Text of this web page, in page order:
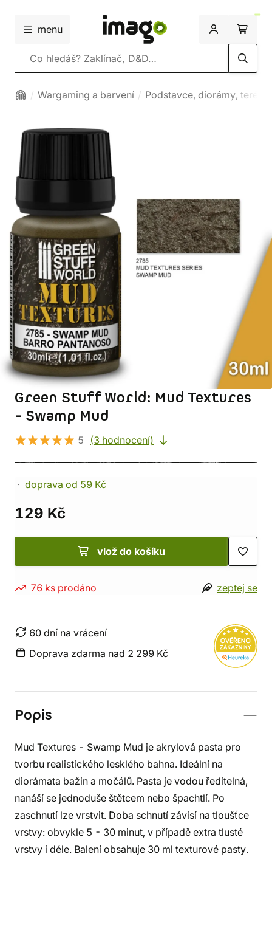
menu
Vyhledávání
Wargaming a barvení Podstavce, diorámy, terény
Green Stuff World: Mud Textures
- Swamp Mud
5 (3 hodnocení)
doprava od 59 Kč
129 Kč
vlož do košíku
76 ks prodáno zeptej se
60 dní na vrácení
Doprava zdarma nad 2 299 Kč
Popis
Mud Textures - Swamp Mud je akrylová pasta pro
tvorbu realistického lesklého bahna. Ideální na
diorámata bažin a močálů. Pasta je vodou ředitelná,
nanáší se jednoduše štětcem nebo špachtlí. Po
zaschnutí lze vrstvit. Doba schnutí závisí na tloušťce
vrstvy: obvykle 5 - 30 minut, v případě extra tlusté
vrstvy i déle. Balení obsahuje 30 ml texturové pasty.